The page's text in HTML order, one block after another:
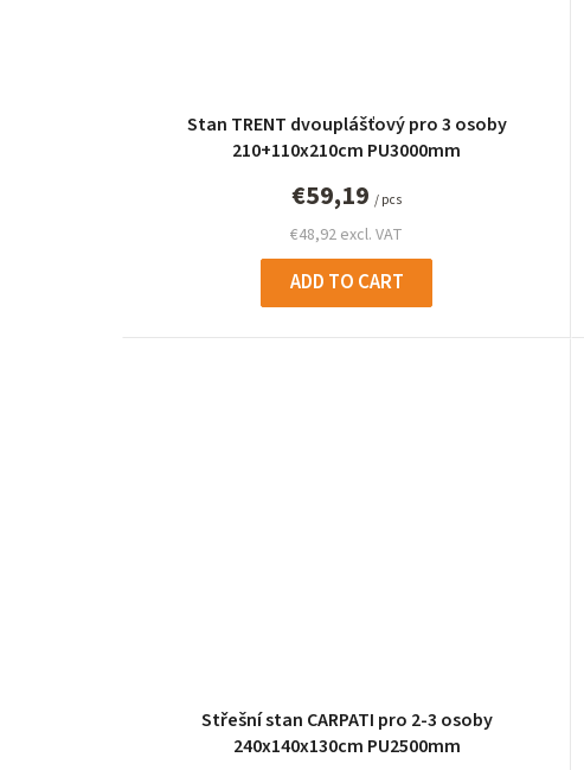
Stan TRENT dvouplášťový pro 3 osoby
210+110x210cm PU3000mm
€48,92 excl. VAT
€59,19/ pcs
ADD TO CART
Střešní stan CARPATI pro 2-3 osoby
240x140x130cm PU2500mm